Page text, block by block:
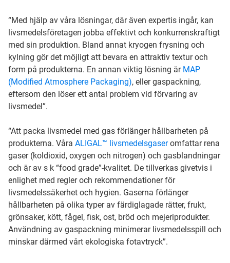
“Med hjälp av våra lösningar, där även expertis ingår, kan
livsmedelsföretagen jobba effektivt och konkurrenskraftigt
med sin produktion. Bland annat kryogen frysning och
kylning gör det möjligt att bevara en attraktiv textur och
form på produkterna. En annan viktig lösning är MAP
(Modified Atmosphere Packaging), eller gaspackning,
eftersom den löser ett antal problem vid förvaring av
livsmedel”.
“Att packa livsmedel med gas förlänger hållbarheten på
produkterna. Våra ALIGAL™ livsmedelsgaseromfattar rena
gaser (koldioxid, oxygen och nitrogen) och gasblandningar
och är av s k “food grade”-kvalitet. De tillverkas givetvis i
enlighet med regler och rekommendationer för
livsmedelssäkerhet och hygien. Gaserna förlänger
hållbarheten på olika typer av färdiglagade rätter, frukt,
grönsaker, kött, fågel, fisk, ost, bröd och mejeriprodukter.
Användning av gaspackning minimerar livsmedelsspill och
minskar därmed vårt ekologiska fotavtryck”.